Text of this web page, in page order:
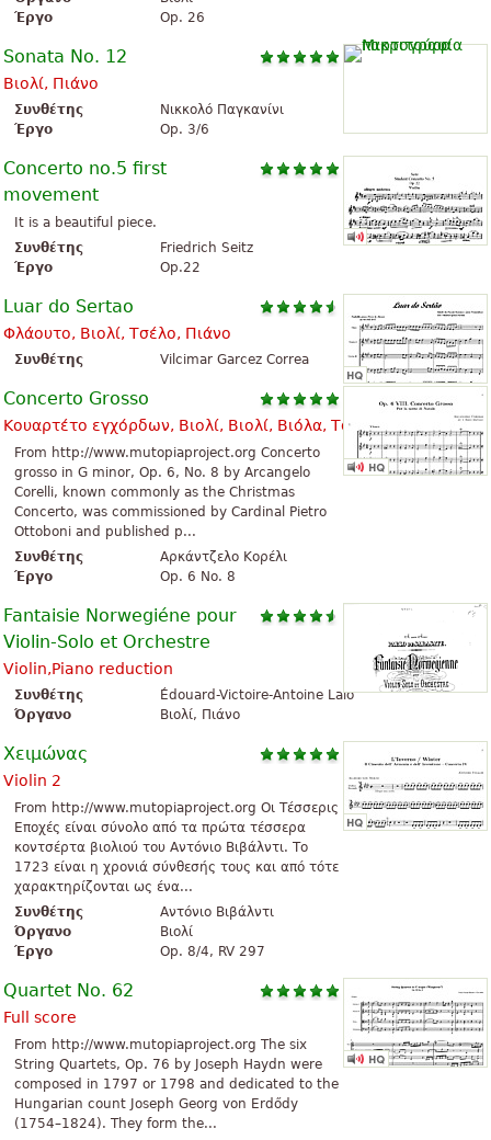
Έργο
Op. 26
Sonata No. 12
Βιολί, Πιάνο
Συνθέτης
Νικκολό Παγκανίνι
Έργο
Op. 3/6
Concerto no.5 first
movement
It is a beautiful piece.
Συνθέτης
Friedrich Seitz
Έργο
Op.22
Luar do Sertao
Φλάουτο, Βιολί, Τσέλο, Πιάνο
Συνθέτης Vilcimar Garcez Correa
Concerto Grosso
Κουαρτέτο εγχόρδων, Βιολί, Βιολί, Βιόλα, Τσέλο
From http://www.mutopiaproject.org Concerto
grosso in G minor, Op. 6, No. 8 by Arcangelo
Corelli, known commonly as the Christmas
Concerto, was commissioned by Cardinal Pietro
Ottoboni and published p...
Συνθέτης
Αρκάντζελο Κορέλι
Έργο
Op. 6 No. 8
Fantaisie Norwegiéne pour
Violin-Solo et Orchestre
Violin,Piano reduction
Συνθέτης
Édouard-Victoire-Antoine Lalo
Όργανο
Βιολί, Πιάνο
Χειμώνας
Violin 2
From http://www.mutopiaproject.org Οι Τέσσερις
Εποχές είναι σύνολο από τα πρώτα τέσσερα
κοντσέρτα βιολιού του Αντόνιο Βιβάλντι. Το
1723 είναι η χρονιά σύνθεσής τους και από τότε
χαρακτηρίζονται ως ένα...
Συνθέτης
Αντόνιο Βιβάλντι
Όργανο
Βιολί
Έργο
Op. 8/4, RV 297
Quartet No. 62
Full score
From http://www.mutopiaproject.org The six
String Quartets, Op. 76 by Joseph Haydn were
composed in 1797 or 1798 and dedicated to the
Hungarian count Joseph Georg von Erdődy
(1754–1824). They form the...